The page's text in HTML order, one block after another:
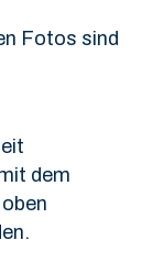
Fotos sind
dem